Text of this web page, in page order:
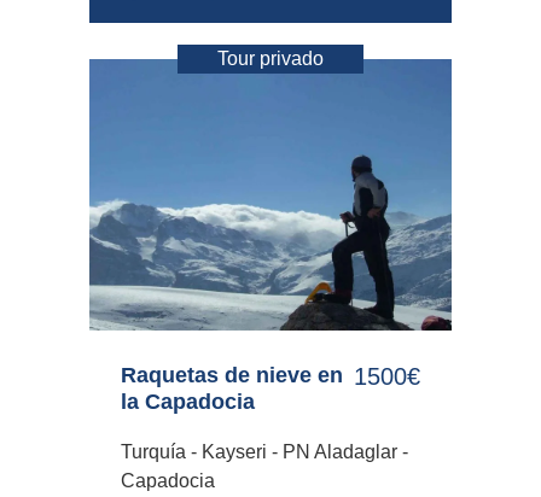
Tour privado
Raquetas de nieve en
la Capadocia
1500€
Turquía - Kayseri - PN Aladaglar -
Capadocia